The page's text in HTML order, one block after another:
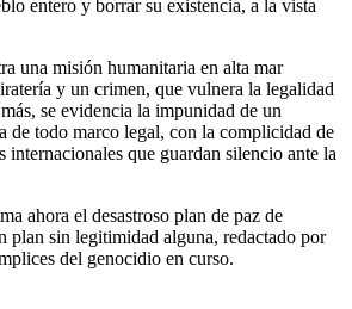
entero y borrar su existencia, a la vista
una misión humanitaria en alta mar
y un crimen, que vulnera la legalidad
se evidencia la impunidad de un
de todo marco legal, con la complicidad de
internacionales que guardan silencio ante la
ahora el desastroso plan de paz de
plan sin legitimidad alguna, redactado por
del genocidio en curso.